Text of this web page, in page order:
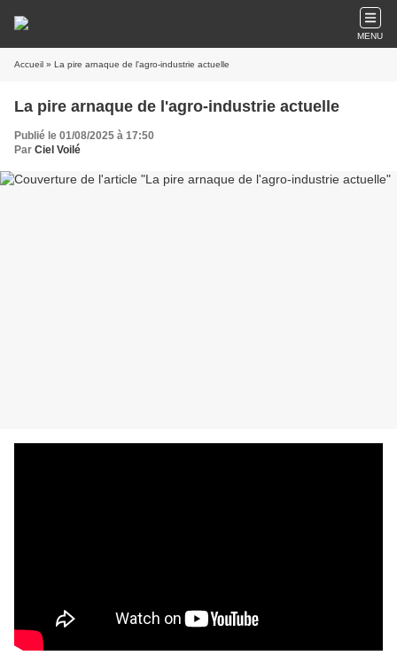
MENU
Accueil » La pire arnaque de l'agro-industrie actuelle
La pire arnaque de l'agro-industrie actuelle
Publié le 01/08/2025 à 17:50
Par Ciel Voilé